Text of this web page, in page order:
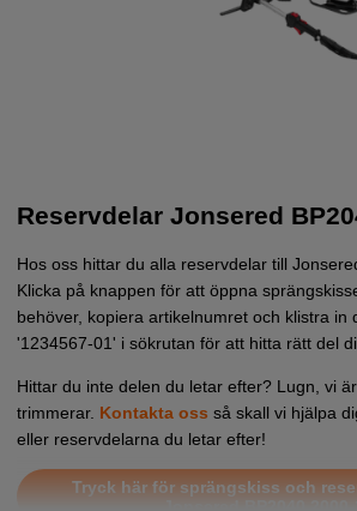
Reservdelar Jonsered
Hos oss hittar du alla reservdelar till
Klicka på knappen för att öppna
behöver, kopiera artikelnumret och klistra in
'1234567-01' i sökrutan för att hitta rätt del
Hittar du inte delen du letar efter? Lugn, vi
trimmerar. Kontakta oss så skall vi hjälpa
eller reservdelarna du letar efter!
Tryck här för sprängskiss och